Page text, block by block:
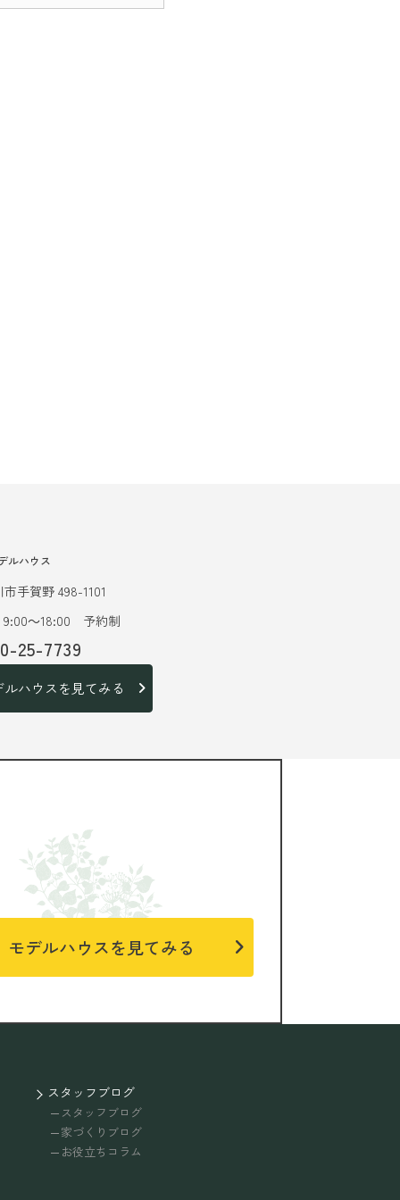
ルハウス
手賀野 498-1101
9:00～18:00 予約制
25-7739
ルハウスを見てみる
モデルハウスを見てみる
スタッフブログ
スタッフブログ
家づくりブログ
お役立ちコラム